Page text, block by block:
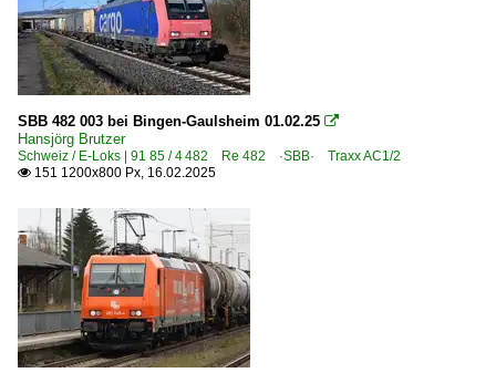
SBB 482 003 bei Bingen-Gaulsheim 01.02.25 
Hansjörg Brutzer
Schweiz / E-Loks | 91 85 / 4 482 Re 482 ·SBB· Traxx AC1/2
 151 1200x800 Px, 16.02.2025